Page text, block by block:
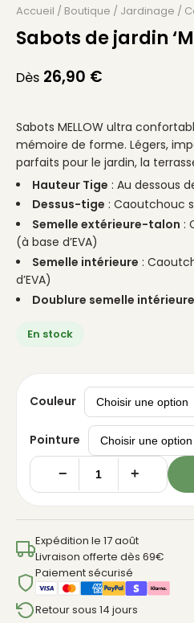
Accueil / Boutique / Jardinage /
Sabots de jardin
Dès 26,90 €
Sabots MELLOW ultra
mémoire de forme. Légers,
parfaits pour le jardin, la
Hauteur Tige : Au dessous
Dessus-tige : Caoutchouc
Semelle extérieure-talon :
(à base d’EVA)
Semelle intérieure :
d’EVA)
Doublure semelle intérieure
En stock
Couleur
Pointure
quantité
Sabots
de
jardin
'Mellow'
H/F
− +
Expédition le 17 août
Livraison offerte dès 69€
Paiement sécurisé
Retour sous 14 jours